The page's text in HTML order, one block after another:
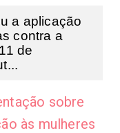
a aplicação
contra a
de
sobre
às mulheres